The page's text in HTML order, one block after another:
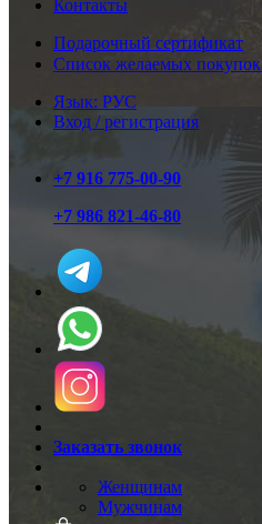
Контакты
Подарочный сертификат
Список желаемых покупок
Язык: РУС
Вход / регистрация
+7 916 775-00-90
+7 986 821-46-80
Заказать звонок
Женщинам
Мужчинам